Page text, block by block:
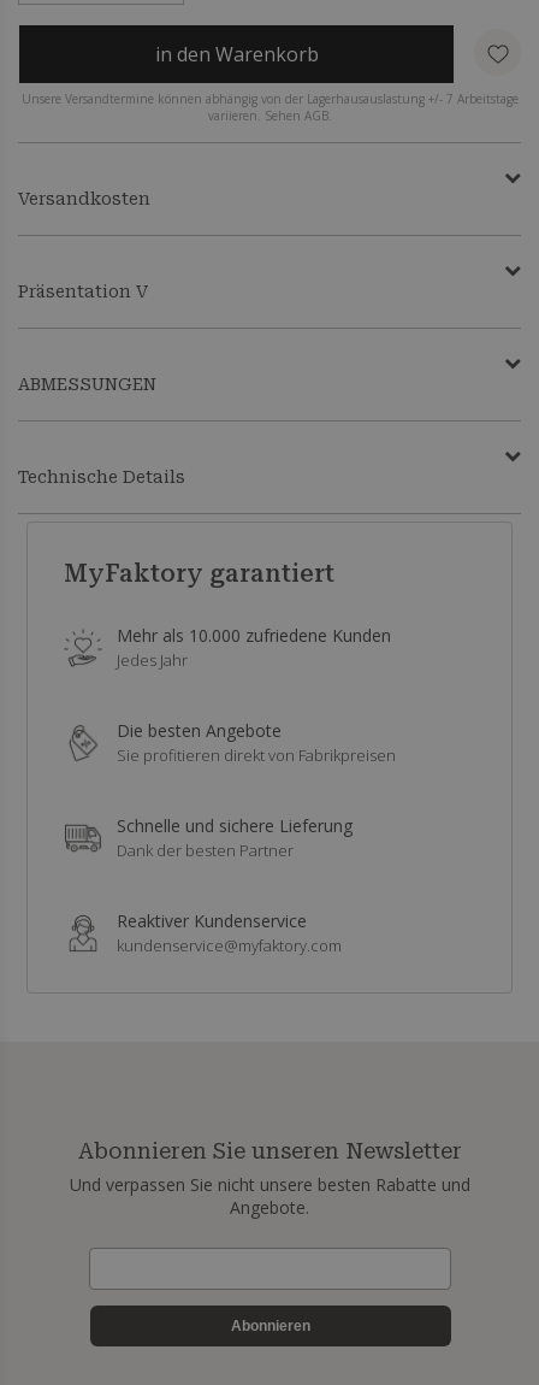
in den Warenkorb
Unsere Versandtermine können abhängig von der Lagerhausauslastung +/- 7 Arbeitstage
variieren. Sehen AGB.
Versandkosten
Präsentation V
ABMESSUNGEN
Technische Details
MyFaktory garantiert
Mehr als 10.000 zufriedene Kunden
Jedes Jahr
Die besten Angebote
Sie profitieren direkt von Fabrikpreisen
Schnelle und sichere Lieferung
Dank der besten Partner
Reaktiver Kundenservice
kundenservice@myfaktory.com
Abonnieren Sie unseren Newsletter
Und verpassen Sie nicht unsere besten Rabatte und
Angebote.
Abonnieren